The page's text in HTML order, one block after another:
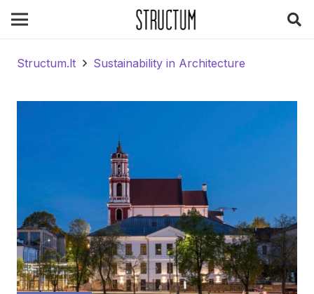
Structum.lt Sustainability in Architecture